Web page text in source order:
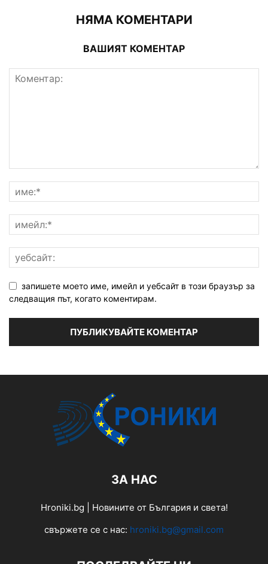
НЯМА КОМЕНТАРИ
ВАШИЯТ КОМЕНТАР
запишете моето име, имейл и уебсайт в този браузър за
следващия път, когато коментирам.
ЗА НАС
Hroniki.bg | Новините от България и света!
свържете се с нас: hroniki.bg@gmail.com